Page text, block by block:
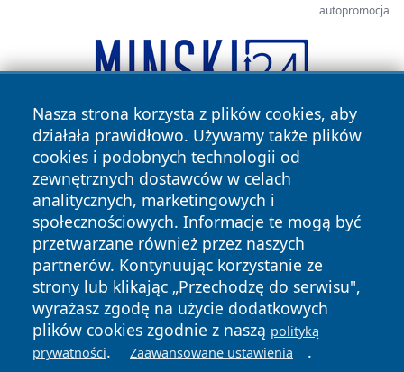
autopromocja
Nasza strona korzysta z plików cookies, aby
działała prawidłowo. Używamy także plików
cookies i podobnych technologii od
zewnętrznych dostawców w celach
analitycznych, marketingowych i
społecznościowych. Informacje te mogą być
przetwarzane również przez naszych
partnerów. Kontynuując korzystanie ze
strony lub klikając „Przechodzę do serwisu",
wyrażasz zgodę na użycie dodatkowych
plików cookies zgodnie z naszą polityką
prywatności. Zaawansowane ustawienia .
Copyright © 2026 katowicelove.pl Wszystkie prawa
zastrzeżone.
News Autorzy
Polityka
Prywatności
Polityka
Cookies